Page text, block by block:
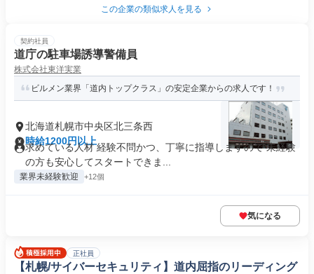
この企業の類似求人を見る
契約社員
道庁の駐車場誘導警備員
株式会社東洋実業
ビルメン業界「道内トップクラス」の安定企業からの求人です！
北海道札幌市中央区北三条西
時給1200円以上
求めている人材 経験不問かつ、丁寧に指導しますので 未経験
の方も安心してスタートできま...
業界未経験歓迎 +12個
気になる
正社員
【札幌/サイバーセキュリティ】道内屈指のリーディング